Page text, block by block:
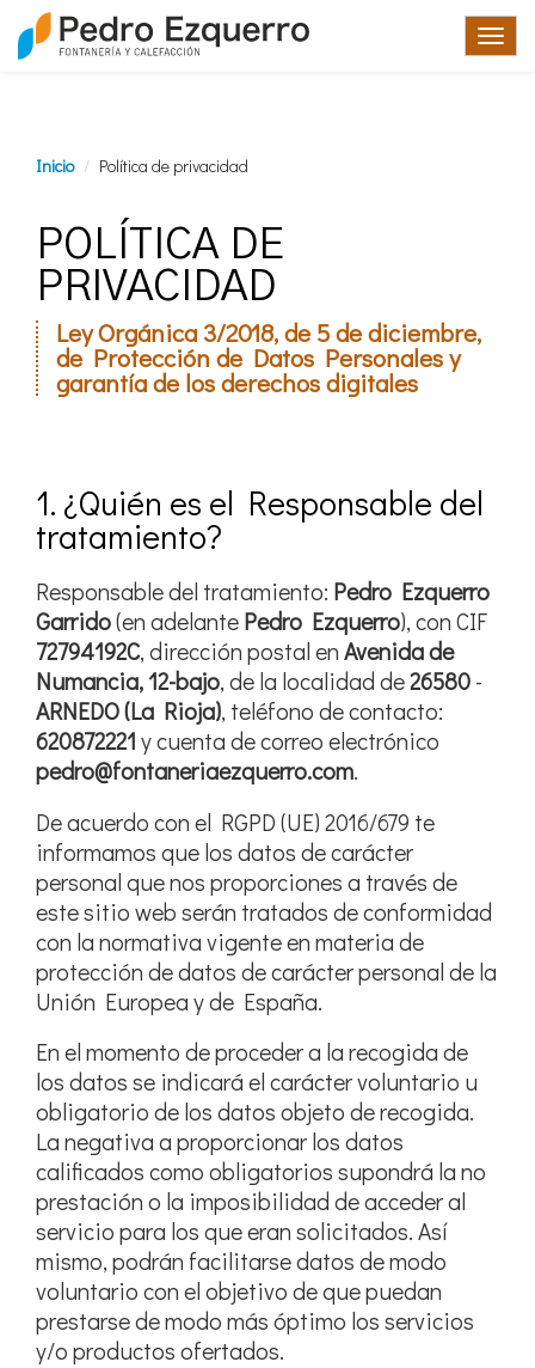
Inicio Política de privacidad
POLÍTICA DE
PRIVACIDAD
Ley Orgánica 3/2018, de 5 de diciembre,
de Protección de Datos Personales y
garantía de los derechos digitales
1. ¿Quién es el Responsable del
tratamiento?
Responsable del tratamiento: Pedro Ezquerro
Garrido(en adelante Pedro Ezquerro), con CIF
72794192C, dirección postal en Avenida de
Numancia, 12-bajo, de la localidad de26580 -
ARNEDO(La Rioja), teléfono de contacto:
620872221 y cuenta de correo electrónico
pedro@fontaneriaezquerro.com.
De acuerdo con el RGPD (UE) 2016/679 te
informamos que los datos de carácter
personal que nos proporciones a través de
este sitio web serán tratados de conformidad
con la normativa vigente en materia de
protección de datos de carácter personal de la
Unión Europea y de España.
En el momento de proceder a la recogida de
los datos se indicará el carácter voluntario u
obligatorio de los datos objeto de recogida.
La negativa a proporcionar los datos
calificados como obligatorios supondrá la no
prestación o la imposibilidad de acceder al
servicio para los que eran solicitados. Así
mismo, podrán facilitarse datos de modo
voluntario con el objetivo de que puedan
prestarse de modo más óptimo los servicios
y/o productos ofertados.